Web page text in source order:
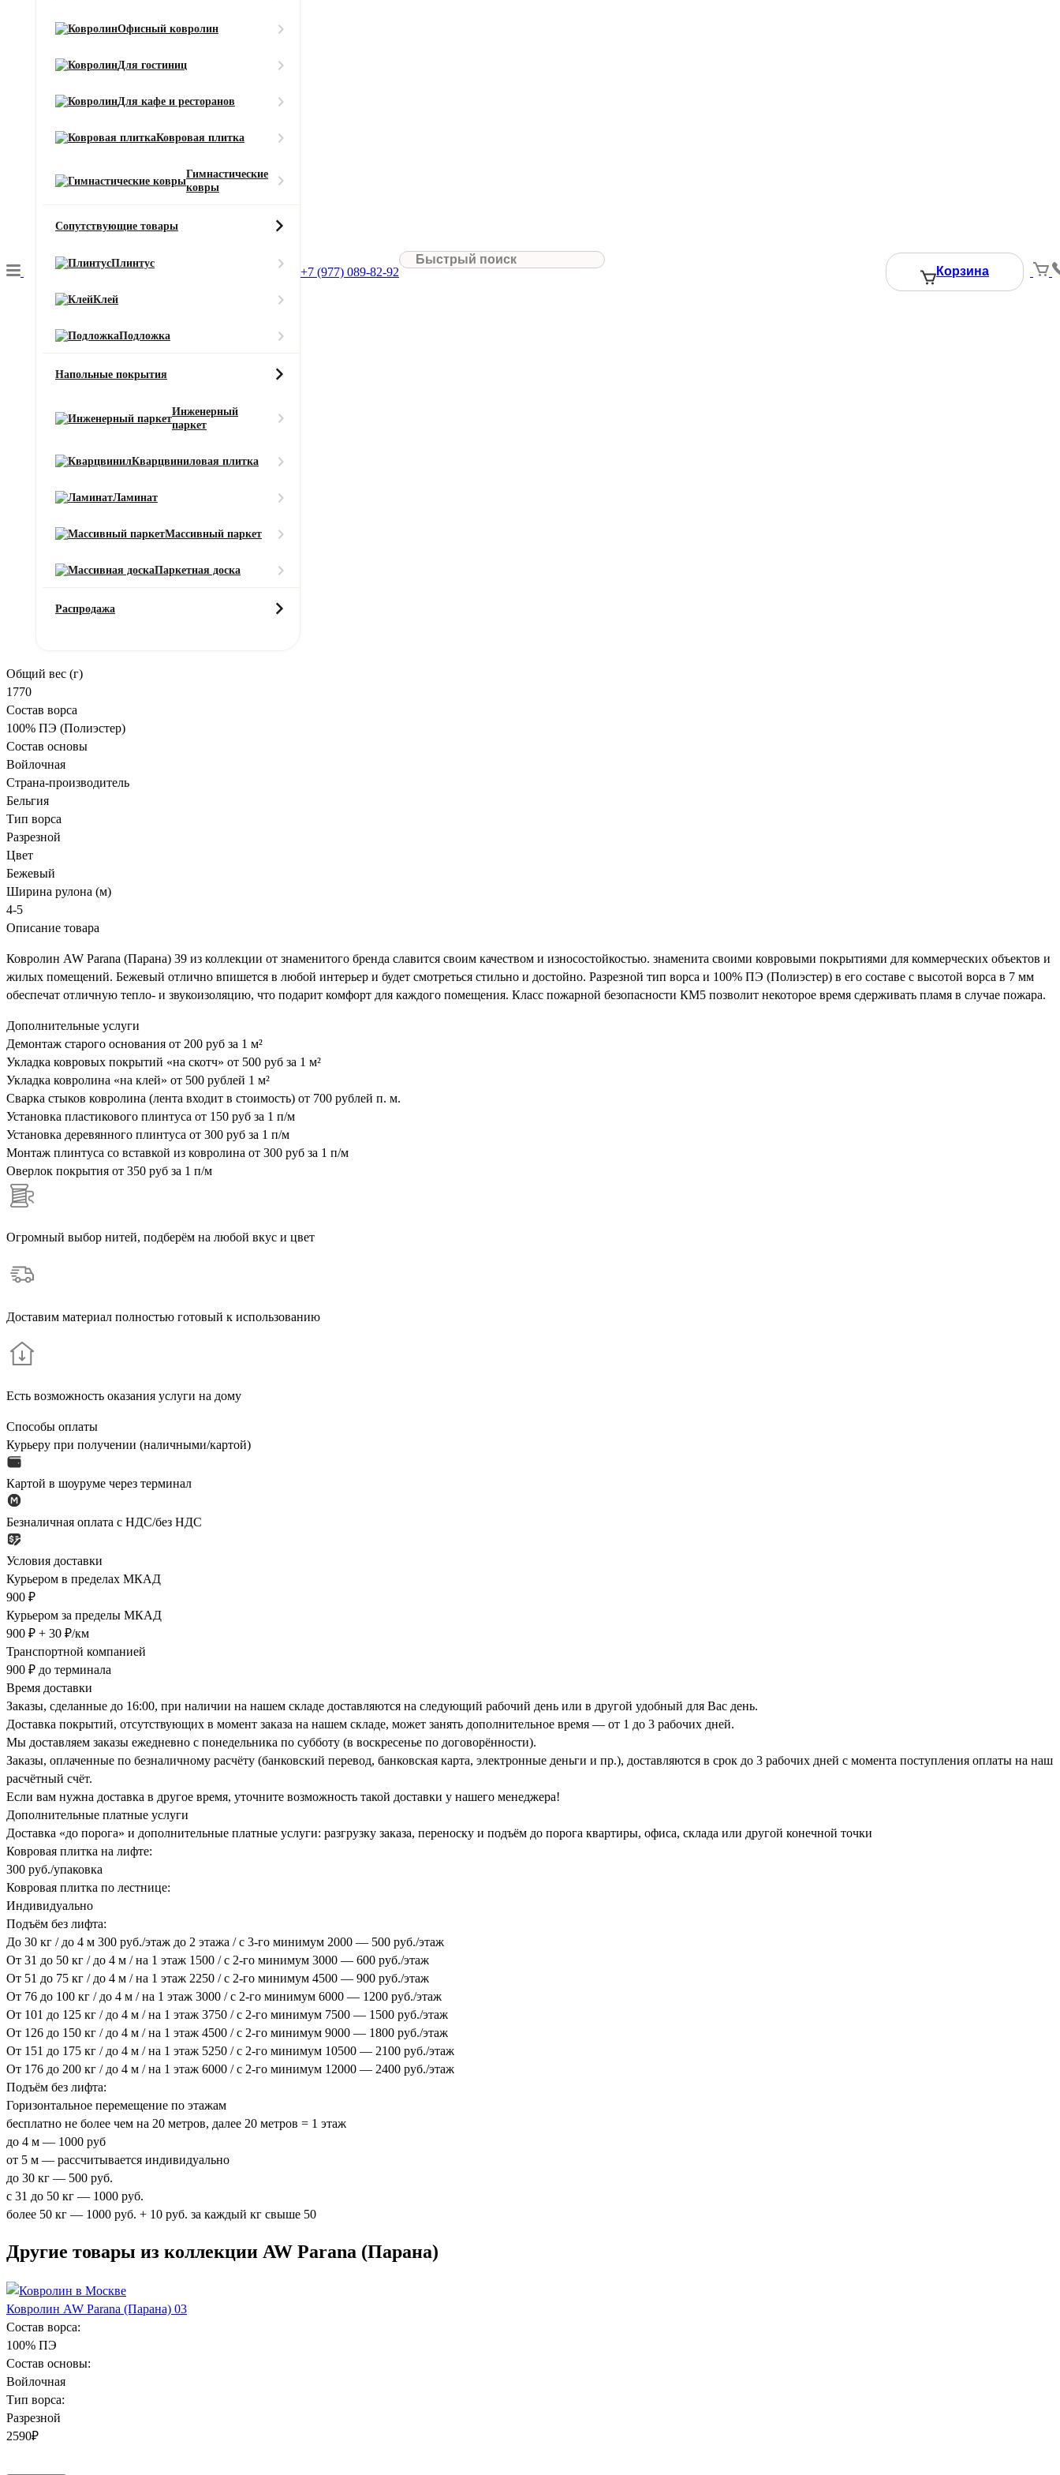
Офисный ковролин
Для гостиниц
Для кафе и ресторанов
Ковровая плитка
Гимнастические
ковры
Сопутствующие товары
Плинтус
Клей
Подложка
Напольные покрытия
Инженерный
паркет
Кварцвиниловая плитка
Ламинат
Массивный паркет
Паркетная доска
Распродажа
+7 (977) 089-82-92 Корзина
Смотреть все характеристики
Ширина (м)
Или укажите нужное количество в м2
Цена за 1 м :
2590
Итого к оплате:
Добавить в корзину
Это поможет сэкономить до 10% материала и уменьшит стоимость. Сотрудник нашей компании подъедет на дом или в офис в течение 24 часов после вызова рассчитает метраж, количество
Вызвать замерщика Заказать вызов Оставить заявку
Характеристики Описание Доставка и оплата
Вес ворса
Высота ворса (мм)
Общий вес (г)
1770
Состав ворса
100% ПЭ (Полиэстер)
Состав основы
Войлочная
Страна-производитель
Бельгия
Тип ворса
Разрезной
Цвет
Бежевый
Ширина рулона (м)
4-5
Описание товара
Ковролин AW Parana (Парана) 39 из коллекции от знаменитого бренда славится своим качеством и износостойкостью. знаменита своими ковровыми покрытиями для коммерческих объектов и
жилых помещений. Бежевый отлично впишется в любой интерьер и будет смотреться стильно и достойно. Разрезной тип ворса и 100% ПЭ (Полиэстер) в его составе с высотой ворса в 7 мм
обеспечат отличную тепло- и звукоизоляцию, что подарит комфорт для каждого помещения. Класс пожарной безопасности КМ5 позволит некоторое время сдерживать пламя в случае пожара.
Дополнительные услуги
Демонтаж старого основания от 200 руб за 1 м²
Укладка ковровых покрытий «на скотч» от 500 руб за 1 м²
Укладка ковролина «на клей» от 500 рублей 1 м²
Сварка стыков ковролина (лента входит в стоимость) от 700 рублей п. м.
Установка пластикового плинтуса от 150 руб за 1 п/м
Установка деревянного плинтуса от 300 руб за 1 п/м
Монтаж плинтуса со вставкой из ковролина от 300 руб за 1 п/м
Оверлок покрытия от 350 руб за 1 п/м
Огромный выбор нитей, подберём на любой вкус и цвет
Доставим материал полностью готовый к использованию
Есть возможность оказания услуги на дому
Способы оплаты
Курьеру при получении (наличными/картой)
Картой в шоуруме через терминал
Безналичная оплата с НДС/без НДС
Условия доставки
Курьером в пределах МКАД
900 ₽
Курьером за пределы МКАД
900 ₽ + 30 ₽/км
Транспортной компанией
900 ₽ до терминала
Время доставки
Заказы, сделанные до 16:00, при наличии на нашем складе доставляются на следующий рабочий день или в другой удобный для Вас день.
Доставка покрытий, отсутствующих в момент заказа на нашем складе, может занять дополнительное время — от 1 до 3 рабочих дней.
Мы доставляем заказы ежедневно с понедельника по субботу (в воскресенье по договорённости).
Заказы, оплаченные по безналичному расчёту (банковский перевод, банковская карта, электронные деньги и пр.), доставляются в срок до 3 рабочих дней с момента поступления оплаты на наш
расчётный счёт.
Если вам нужна доставка в другое время, уточните возможность такой доставки у нашего менеджера!
Дополнительные платные услуги
Доставка «до порога» и дополнительные платные услуги: разгрузку заказа, переноску и подъём до порога квартиры, офиса, склада или другой конечной точки
Ковровая плитка на лифте:
300 руб./упаковка
Ковровая плитка по лестнице:
Индивидуально
Подъём без лифта:
До 30 кг / до 4 м 300 руб./этаж до 2 этажа / с 3-го минимум 2000 — 500 руб./этаж
От 31 до 50 кг / до 4 м / на 1 этаж 1500 / с 2-го минимум 3000 — 600 руб./этаж
От 51 до 75 кг / до 4 м / на 1 этаж 2250 / с 2-го минимум 4500 — 900 руб./этаж
От 76 до 100 кг / до 4 м / на 1 этаж 3000 / с 2-го минимум 6000 — 1200 руб./этаж
От 101 до 125 кг / до 4 м / на 1 этаж 3750 / с 2-го минимум 7500 — 1500 руб./этаж
От 126 до 150 кг / до 4 м / на 1 этаж 4500 / с 2-го минимум 9000 — 1800 руб./этаж
От 151 до 175 кг / до 4 м / на 1 этаж 5250 / с 2-го минимум 10500 — 2100 руб./этаж
От 176 до 200 кг / до 4 м / на 1 этаж 6000 / с 2-го минимум 12000 — 2400 руб./этаж
Подъём без лифта:
Горизонтальное перемещение по этажам
бесплатно не более чем на 20 метров, далее 20 метров = 1 этаж
до 4 м — 1000 руб
от 5 м — рассчитывается индивидуально
до 30 кг — 500 руб.
с 31 до 50 кг — 1000 руб.
более 50 кг — 1000 руб. + 10 руб. за каждый кг свыше 50
Другие товары из коллекции AW Parana (Парана)
Ковролин AW Parana (Парана) 03
Состав ворса:
100% ПЭ
Состав основы:
Войлочная
Тип ворса:
Разрезной
2590₽